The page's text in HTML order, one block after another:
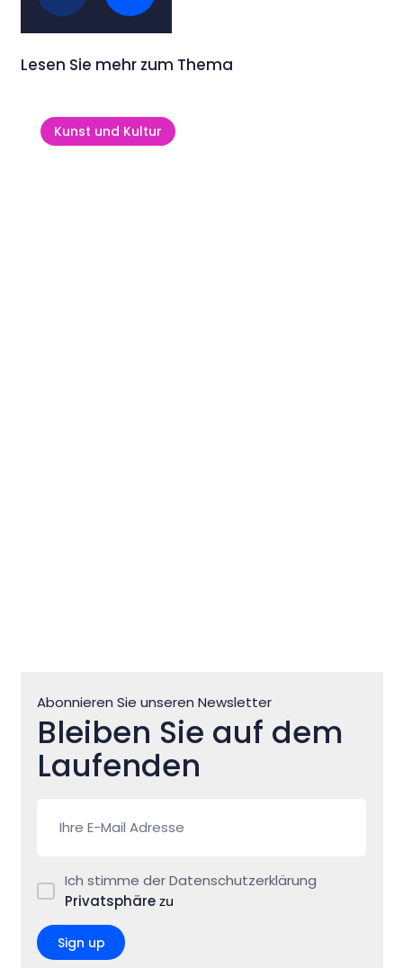
Lesen Sie mehr zum Thema
Kunst und Kultur
Abonnieren Sie unseren Newsletter
Bleiben Sie auf dem
Laufenden
Ich stimme der Datenschutzerklärung
Privatsphäre zu
Sign up